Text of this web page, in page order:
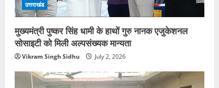
उत्तराखंड
मुख्यमंत्री पुष्कर सिंह धामी के हाथों गुरु नानक एजुकेशनल
सोसाइटी को मिली अल्पसंख्यक मान्यता
Vikram Singh Sidhu July 2, 2026